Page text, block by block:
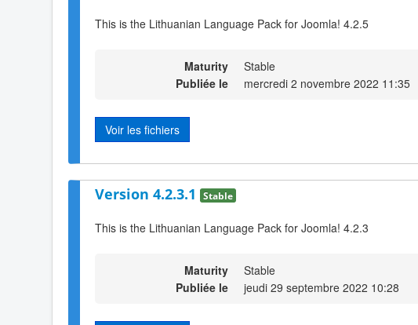
This is the Lithuanian Language Pack for Joomla! 4.2.5
Maturity
Stable
Publiée le
mercredi 2 novembre 2022 11:35
Voir les fichiers
Version 4.2.3.1 Stable
This is the Lithuanian Language Pack for Joomla! 4.2.3
Maturity
Stable
Publiée le
jeudi 29 septembre 2022 10:28